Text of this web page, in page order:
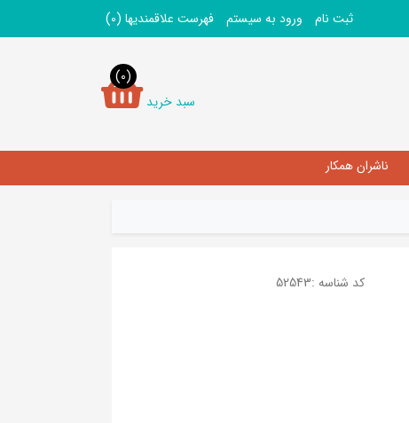
ثبت نام ورود به سیستم فهرست علاقمندیها (0)
سبد خرید
(0)
ناشران همکار
کد شناسه :52543